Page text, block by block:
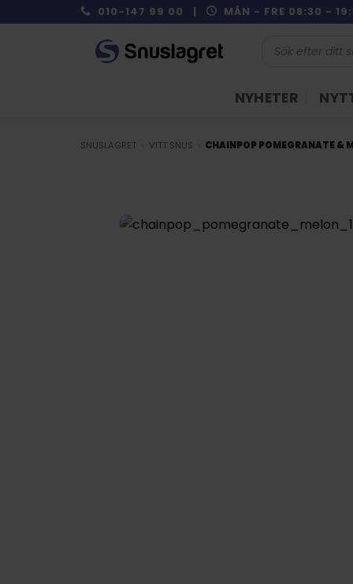
to
010-147 99 00 | MÅN - FRE 08:30 -
NYHETER
SNUSLAGRET VITT SNUS CHAINPOP POMEGRANATE &